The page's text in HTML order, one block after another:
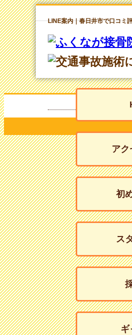
LINE案内｜春日井市で口コミ
アク
初
ス
ギ